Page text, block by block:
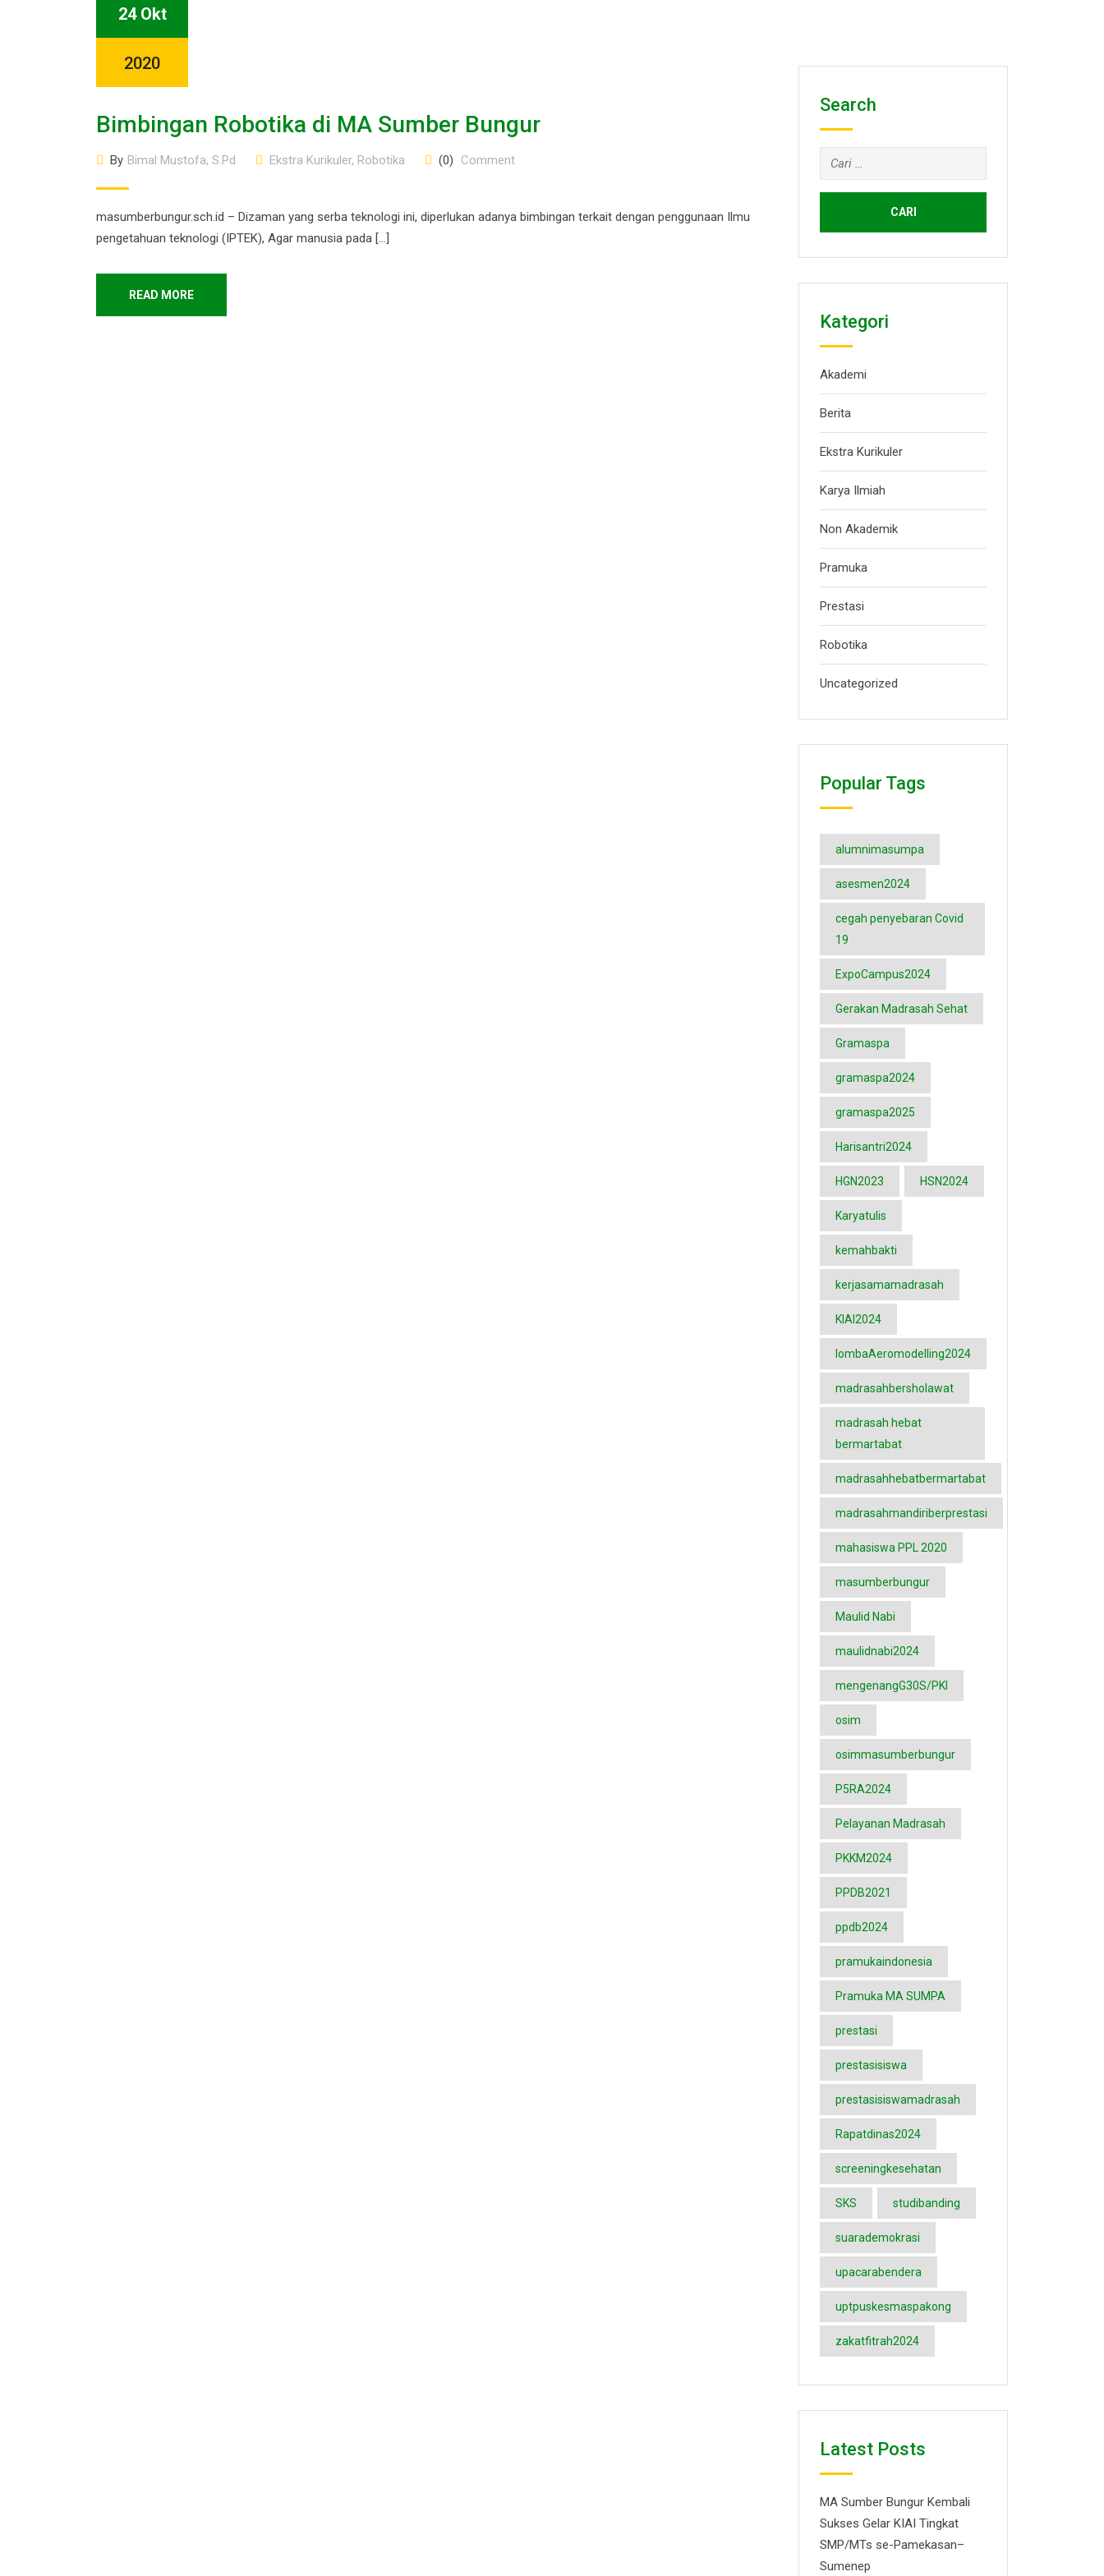
24 Okt
2020
Bimbingan Robotika di MA Sumber Bungur
By Bimal Mustofa, S.Pd Ekstra Kurikuler, Robotika (0) Comment
masumberbungur.sch.id – Dizaman yang serba teknologi ini, diperlukan adanya bimbingan terkait dengan penggunaan Ilmu
pengetahuan teknologi (IPTEK), Agar manusia pada […]
READ MORE
Search
Cari
untuk:
Kategori
Akademi
Berita
Ekstra Kurikuler
Karya Ilmiah
Non Akademik
Pramuka
Prestasi
Robotika
Uncategorized
Popular Tags
alumnimasumpa
asesmen2024
cegah penyebaran Covid
19
ExpoCampus2024
Gerakan Madrasah Sehat
Gramaspa
gramaspa2024
gramaspa2025
Harisantri2024
HGN2023 HSN2024
Karyatulis
kemahbakti
kerjasamamadrasah
KIAI2024
lombaAeromodelling2024
madrasahbersholawat
madrasah hebat
bermartabat
madrasahhebatbermartabat
madrasahmandiriberprestasi
mahasiswa PPL 2020
masumberbungur
Maulid Nabi
maulidnabi2024
mengenangG30S/PKI
osim
osimmasumberbungur
P5RA2024
Pelayanan Madrasah
PKKM2024
PPDB2021
ppdb2024
pramukaindonesia
Pramuka MA SUMPA
prestasi
prestasisiswa
prestasisiswamadrasah
Rapatdinas2024
screeningkesehatan
SKS studibanding
suarademokrasi
upacarabendera
uptpuskesmaspakong
zakatfitrah2024
Latest Posts
MA Sumber Bungur Kembali
Sukses Gelar KIAI Tingkat
SMP/MTs se-Pamekasan–
Sumenep